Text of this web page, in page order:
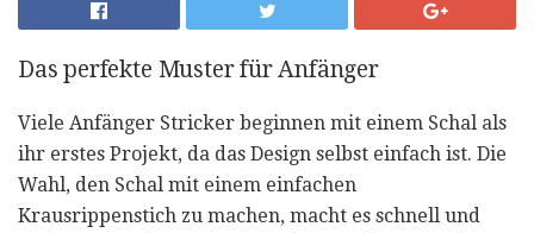
Das perfekte Muster für Anfänger
Viele Anfänger Stricker beginnen mit einem Schal als
ihr erstes Projekt, da das Design selbst einfach ist. Die
Wahl, den Schal mit einem einfachen
Krausrippenstich zu machen, macht es schnell und